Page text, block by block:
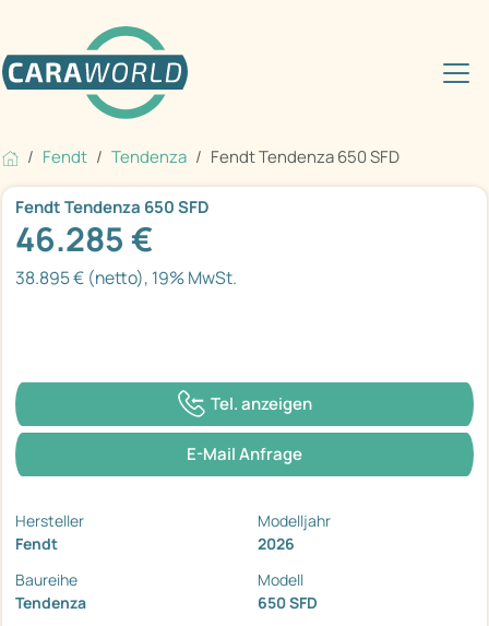
Fendt Tendenza Fendt Tendenza 650 SFD
Fendt Tendenza 650 SFD
46.285 €
38.895 € (netto), 19% MwSt.
Tel. anzeigen
E-Mail Anfrage
Hersteller
Fendt
Modelljahr
2026
Baureihe
Tendenza
Modell
650 SFD